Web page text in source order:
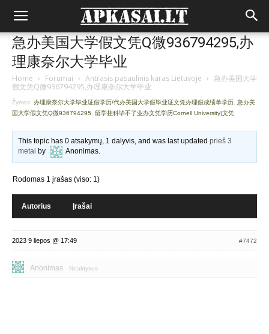
急办美国大学假文凭Q微936794295,办
理康奈尔大学毕业
Home › Forumai › Antrasis pasaulinis karas Lietuvoje › 急办美国大学
假文凭Q微936794295,办理康奈尔大学毕业
Žymos: 办理康奈尔大学毕业证假学历/代办美国大学假毕业证文凭办理假成绩单学历 急办美
国大学假文凭Q微936794295
留学挂科毕不了业办文凭学历Cornell University)文凭
This topic has 0 atsakymų, 1 dalyvis, and was last updatedprieš 3
metai by Anonimas.
Rodomas 1 įrašas (viso: 1)
Autorius Įrašai
2023 9 liepos @ 17:49 #7472
Anonimas Neaktyvus